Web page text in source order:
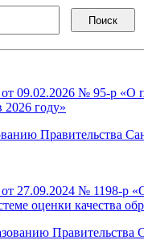
Поиск
09.02.2026 № 95-р «О
2026 году»
Правительства
27.09.2024 № 1198-р
оценки качества
Правительства